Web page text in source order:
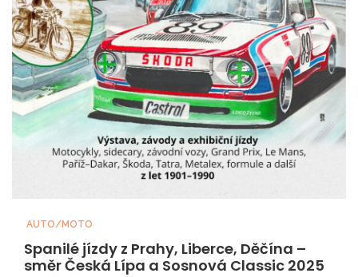
AUTO/MOTO
Spanilé jízdy z Prahy, Liberce, Děčína –
směr Česká Lípa a Sosnová Classic 2025